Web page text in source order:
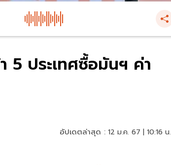
5 ประเทศซื้อมันฯ ค่า
อัปเดตล่าสุด : 12 ม.ค. 67 | 10:16 น.